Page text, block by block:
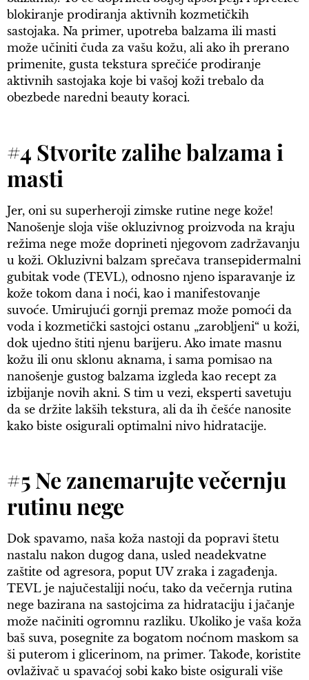
blokiranje prodiranja aktivnih kozmetičkih
sastojaka. Na primer, upotreba balzama ili masti
može učiniti čuda za vašu kožu, ali ako ih prerano
primenite, gusta tekstura sprečiće prodiranje
aktivnih sastojaka koje bi vašoj koži trebalo da
obezbede naredni beauty koraci.
#4 Stvorite zalihe balzama i
masti
Jer, oni su superheroji zimske rutine nege kože!
Nanošenje sloja više okluzivnog proizvoda na kraju
režima nege može doprineti njegovom zadržavanju
u koži. Okluzivni balzam sprečava transepidermalni
gubitak vode (TEVL), odnosno njeno isparavanje iz
kože tokom dana i noći, kao i manifestovanje
suvoće. Umirujući gornji premaz može pomoći da
voda i kozmetički sastojci ostanu „zarobljeni“ u koži,
dok ujedno štiti njenu barijeru. Ako imate masnu
kožu ili onu sklonu aknama, i sama pomisao na
nanošenje gustog balzama izgleda kao recept za
izbijanje novih akni. S tim u vezi, eksperti savetuju
da se držite lakših tekstura, ali da ih češće nanosite
kako biste osigurali optimalni nivo hidratacije.
#5 Ne zanemarujte večernju
rutinu nege
Dok spavamo, naša koža nastoji da popravi štetu
nastalu nakon dugog dana, usled neadekvatne
zaštite od agresora, poput UV zraka i zagađenja.
TEVL je najučestaliji noću, tako da večernja rutina
nege bazirana na sastojcima za hidrataciju i jačanje
može načiniti ogromnu razliku. Ukoliko je vaša koža
baš suva, posegnite za bogatom noćnom maskom sa
ši puterom i glicerinom, na primer. Takođe, koristite
ovlaživač u spavaćoj sobi kako biste osigurali više